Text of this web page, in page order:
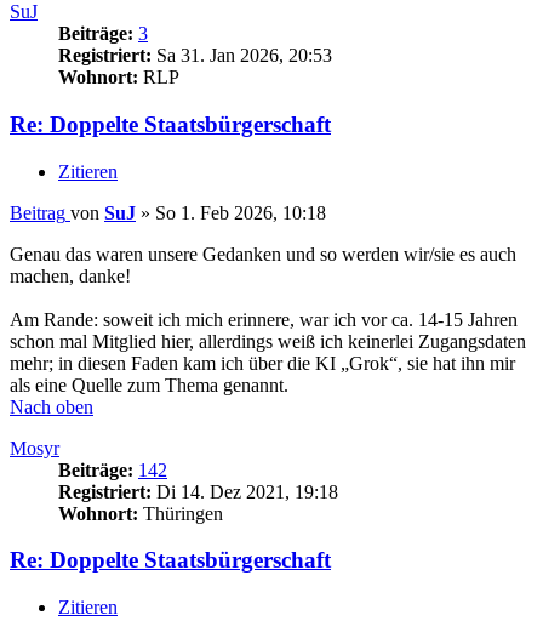
SuJ
Beiträge: 3
Registriert: Sa 31. Jan 2026, 20:53
Wohnort: RLP
Re: Doppelte Staatsbürgerschaft
Zitieren
Beitrag von SuJ » So 1. Feb 2026, 10:18
Genau das waren unsere Gedanken und so werden wir/sie es auch
machen, danke!
Am Rande: soweit ich mich erinnere, war ich vor ca. 14-15 Jahren
schon mal Mitglied hier, allerdings weiß ich keinerlei Zugangsdaten
mehr; in diesen Faden kam ich über die KI „Grok“, sie hat ihn mir
als eine Quelle zum Thema genannt.
Nach oben
Mosyr
Beiträge: 142
Registriert: Di 14. Dez 2021, 19:18
Wohnort: Thüringen
Re: Doppelte Staatsbürgerschaft
Zitieren